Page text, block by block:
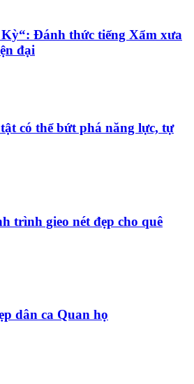
Đánh thức tiếng Xẩm xưa
đại
có thể bứt phá năng lực, tự
trình gieo nét đẹp cho quê
dân ca Quan họ